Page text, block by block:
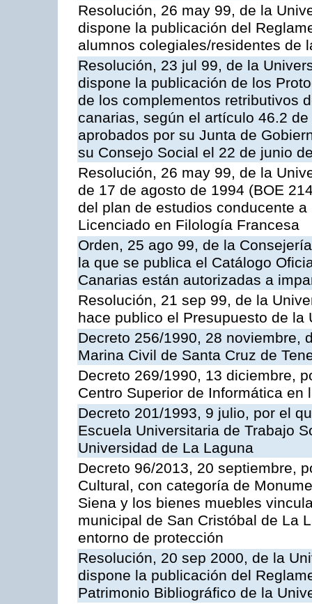
Resolución, 26 may 99, de la
dispone la publicación del
alumnos colegiales/residentes de
Resolución, 23 jul 99, de la
dispone la publicación de los
de los complementos retributivos
canarias, según el artículo 46.2
aprobados por su Junta de
su Consejo Social el 22 de junio
Resolución, 26 may 99, de la
de 17 de agosto de 1994 (BOE
del plan de estudios conducente
Licenciado en Filología Francesa
Orden, 25 ago 99, de la
la que se publica el Catálogo
Canarias están autorizadas a
Resolución, 21 sep 99, de la
hace publico el Presupuesto de
Decreto 256/1990, 28 noviembre,
Marina Civil de Santa Cruz de
Decreto 269/1990, 13 diciembre,
Centro Superior de Informática en
Decreto 201/1993, 9 julio, por el
Escuela Universitaria de Trabajo
Universidad de La Laguna
Decreto 96/2013, 20 septiembre,
Cultural, con categoría de
Siena y los bienes muebles
municipal de San Cristóbal de La
entorno de protección
Resolución, 20 sep 2000, de la
dispone la publicación del
Patrimonio Bibliográfico de la